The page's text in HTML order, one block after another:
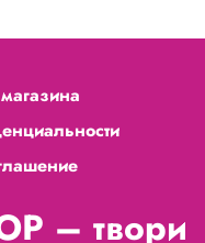
– твори